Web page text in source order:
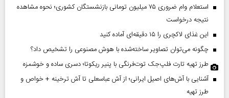
استعلام وام ضروری ۷۵ میلیون تومانی بازنشستگان کشوری؛ نحوه مشاهده
نتیجه درخواست
این غذای لاکچری را ۱۵ دقیقه‌ای آماده کنید
چگونه می‌توان تصاویر ساخته‌شده با هوش مصنوعی را تشخیص داد؟
طرز تهیه تارت فلپ‌جک توت‌فرنگی با پنیر ریکوتا؛ دسری ساده و خوشمزه
آشنایی با آش‌های اصیل ایرانی؛ از آش عباسعلی تا آش ترخینه + خواص و
طرز تهیه